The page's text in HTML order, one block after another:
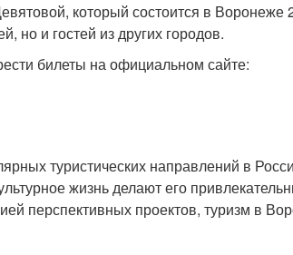
который состоится в Воронеже
но и гостей из других городов.
билеты на официальном сайте:
туристических направлений в
жизнь делают его
перспективных проектов, туризм в